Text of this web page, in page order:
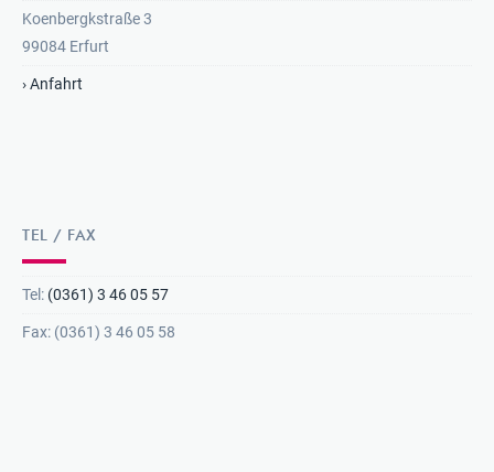
Koenbergkstraße 3
99084 Erfurt
› Anfahrt
TEL / FAX
Tel: (0361) 3 46 05 57
Fax: (0361) 3 46 05 58